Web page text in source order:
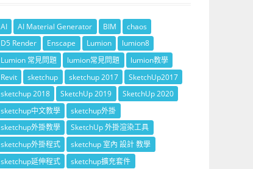
AI AI Material Generator BIM
chaos
D5 Render
Enscape Lumion
lumion8
Lumion 常見問題
lumion常見問題
lumion教學
Revit
sketchup sketchup 2017
SketchUp2017
sketchup 2018
SketchUp 2019
SketchUp 2020
sketchup中文教學
sketchup外掛
sketchup外掛教學
SketchUp 外掛渲染工具
sketchup外掛程式
sketchup 室內 設計 教學
sketchup延伸程式
sketchup擴充套件